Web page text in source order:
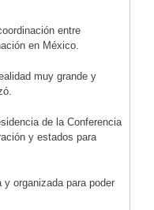
entre
en México.
muy grande y
de la Conferencia
y estados para
organizada para poder